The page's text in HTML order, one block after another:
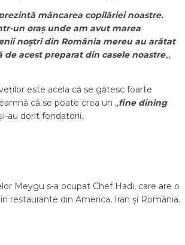
mâncarea copilăriei noastre.
un oraș unde am avut marea
noștri din România mereu au arătat
de acest preparat din casele noastre„,
este acela că se gătesc foarte
că se poate crea un „fine dining
au dorit fondatorii.
Meygu s-a ocupat Chef Hadi, care are o
restaurante din America, Iran și România.